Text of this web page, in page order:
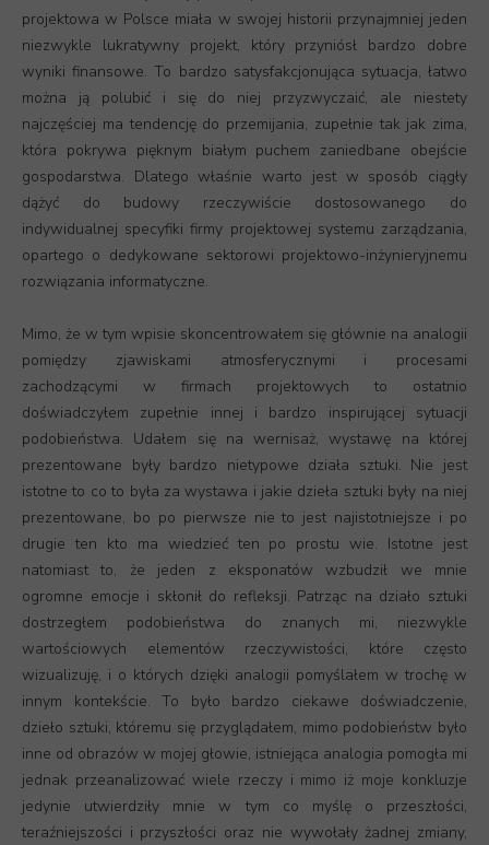
projektowa w Polsce miała w swojej historii przynajmniej jeden
niezwykle lukratywny projekt, który przyniósł bardzo dobre
wyniki finansowe. To bardzo satysfakcjonująca sytuacja, łatwo
można ją polubić i się do niej przyzwyczaić, ale niestety
najczęściej ma tendencję do przemijania, zupełnie tak jak zima,
która pokrywa pięknym białym puchem zaniedbane obejście
gospodarstwa. Dlatego właśnie warto jest w sposób ciągły
dążyć do budowy rzeczywiście dostosowanego do
indywidualnej specyfiki firmy projektowej systemu zarządzania,
opartego o dedykowane sektorowi projektowo-inżynieryjnemu
rozwiązania informatyczne.
Mimo, że w tym wpisie skoncentrowałem się głównie na analogii
pomiędzy zjawiskami atmosferycznymi i procesami
zachodzącymi w firmach projektowych to ostatnio
doświadczyłem zupełnie innej i bardzo inspirującej sytuacji
podobieństwa. Udałem się na wernisaż, wystawę na której
prezentowane były bardzo nietypowe działa sztuki. Nie jest
istotne to co to była za wystawa i jakie dzieła sztuki były na niej
prezentowane, bo po pierwsze nie to jest najistotniejsze i po
drugie ten kto ma wiedzieć ten po prostu wie. Istotne jest
natomiast to, że jeden z eksponatów wzbudził we mnie
ogromne emocje i skłonił do refleksji. Patrząc na działo sztuki
dostrzegłem podobieństwa do znanych mi, niezwykle
wartościowych elementów rzeczywistości, które często
wizualizuję, i o których dzięki analogii pomyślałem w trochę w
innym kontekście. To było bardzo ciekawe doświadczenie,
dzieło sztuki, któremu się przyglądałem, mimo podobieństw było
inne od obrazów w mojej głowie, istniejąca analogia pomogła mi
jednak przeanalizować wiele rzeczy i mimo iż moje konkluzje
jedynie utwierdziły mnie w tym co myślę o przeszłości,
teraźniejszości i przyszłości oraz nie wywołały żadnej zmiany,